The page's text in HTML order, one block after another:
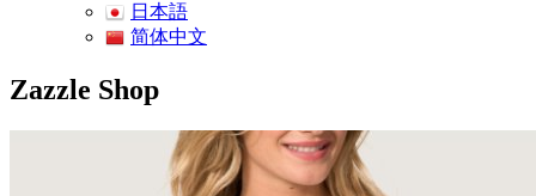
日本語
简体中文
Zazzle Shop